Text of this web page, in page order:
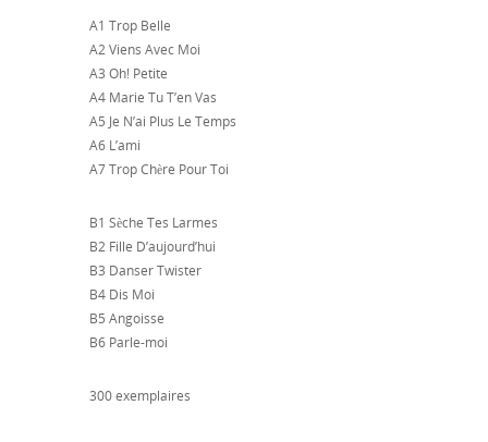
A1 Trop Belle
A2 Viens Avec Moi
A3 Oh! Petite
A4 Marie Tu T’en Vas
A5 Je N’ai Plus Le Temps
A6 L’ami
A7 Trop Chère Pour Toi
B1 Sèche Tes Larmes
B2 Fille D’aujourd’hui
B3 Danser Twister
B4 Dis Moi
B5 Angoisse
B6 Parle-moi
300 exemplaires